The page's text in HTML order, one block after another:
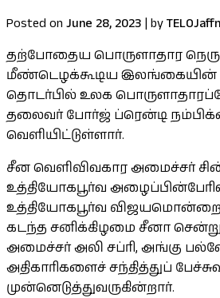
Posted on June 28, 2023 | by
தற்போதைய பொருளாதார
மீண்டெழக்கூடிய
தொடர்பில் உலக
தலைவர் போர்ஜ் ப்ரென்டி
வெளியிட்டுள்ளார்.
சீன வெளிவிவகார அமைச்சர்
உத்தியோகபூர்வ
உத்தியோகபூர்வ
கடந்த சனிக்கிழமை சீனா
அமைச்சர் அலி சப்ரி, அங்கு
அதிகாரிகளைச் சந்தித்துப்
முன்னெடுத்துவருகின்றார்.